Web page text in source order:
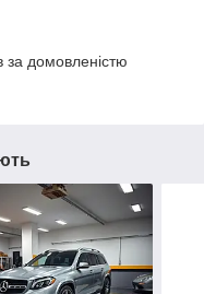
за домовленістю